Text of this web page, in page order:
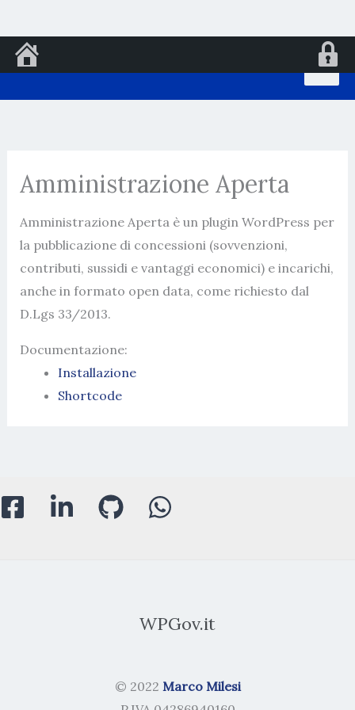
al
Amministrazione Aperta
Amministrazione Aperta è un plugin WordPress per
la pubblicazione di concessioni (sovvenzioni,
contributi, sussidi e vantaggi economici) e incarichi,
anche in formato open data, come richiesto dal
D.Lgs 33/2013.
Documentazione:
Installazione
Shortcode
WPGov.it
© 2022 Marco Milesi